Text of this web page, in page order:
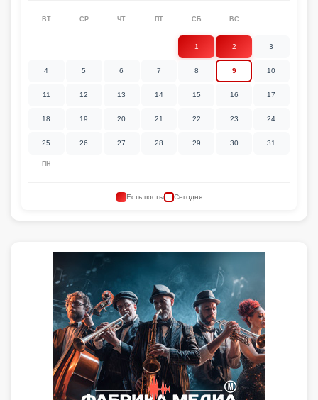
ПН
ВТ СР ЧТ ПТ СБ ВС
1 2 3
4 5 6 7 8 9 10
11 12 13 14 15 16 17
18 19 20 21 22 23 24
25 26 27 28 29 30 31
Есть посты Сегодня